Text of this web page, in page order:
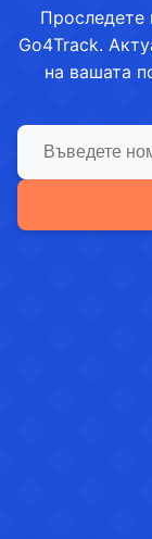
Проследете
Go4Track.
на вашата